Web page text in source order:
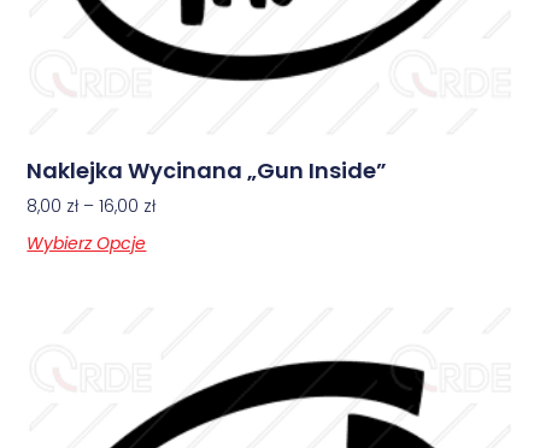
Naklejka Wycinana „Gun Inside”
8,00 zł – 16,00 zł
Wybierz Opcje